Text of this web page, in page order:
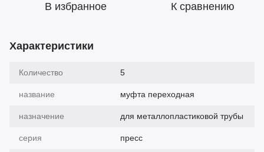
В избранное К сравнению
Характеристики
Количество 5
название муфта переходная
назначение для металлопластиковой трубы
серия пресс